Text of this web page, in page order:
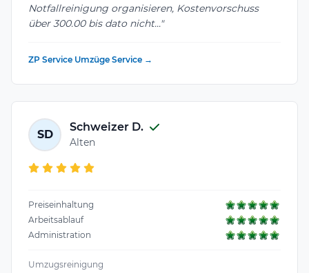
Notfallreinigung organisieren, Kostenvorschuss
über 300.00 bis dato nicht..."
ZP Service Umzüge Service →
SD
Schweizer D.
Alten
Preiseinhaltung
Arbeitsablauf
Administration
Umzugsreinigung